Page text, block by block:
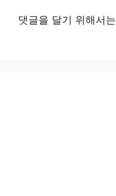
댓글을 달기 위해서는